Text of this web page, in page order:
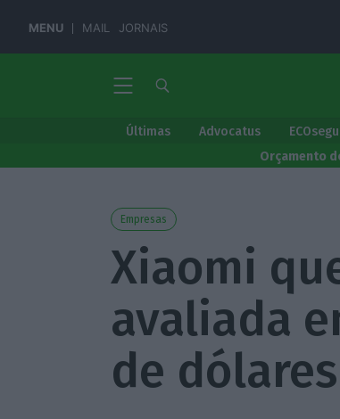
MENU MAIL JORNAIS
Últimas Advocatus
Orçamento
Empresas
Xiaomi
avaliada
de dólares